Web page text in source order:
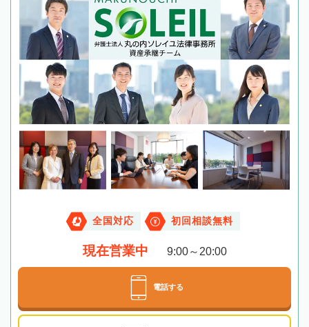
全国対応 初回相談無料
現在営業中 9:00～20:00
電話する